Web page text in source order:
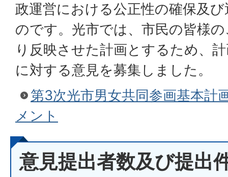
政運営における公正性の確保及
のです。光市では、市民の皆様
り反映させた計画とするため、
に対する意見を募集しました。
第3次光市男女共同参画基本計
メント
意見提出者数及び提出